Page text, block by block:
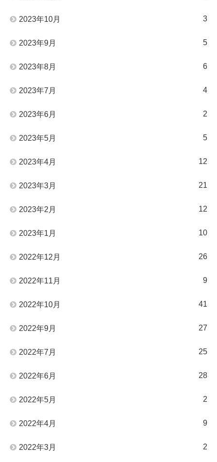
2023年10月 3
2023年9月 5
2023年8月 6
2023年7月 4
2023年6月 2
2023年5月 5
2023年4月 12
2023年3月 21
2023年2月 12
2023年1月 10
2022年12月 26
2022年11月 9
2022年10月 41
2022年9月 27
2022年7月 25
2022年6月 28
2022年5月 2
2022年4月 9
2022年3月 2